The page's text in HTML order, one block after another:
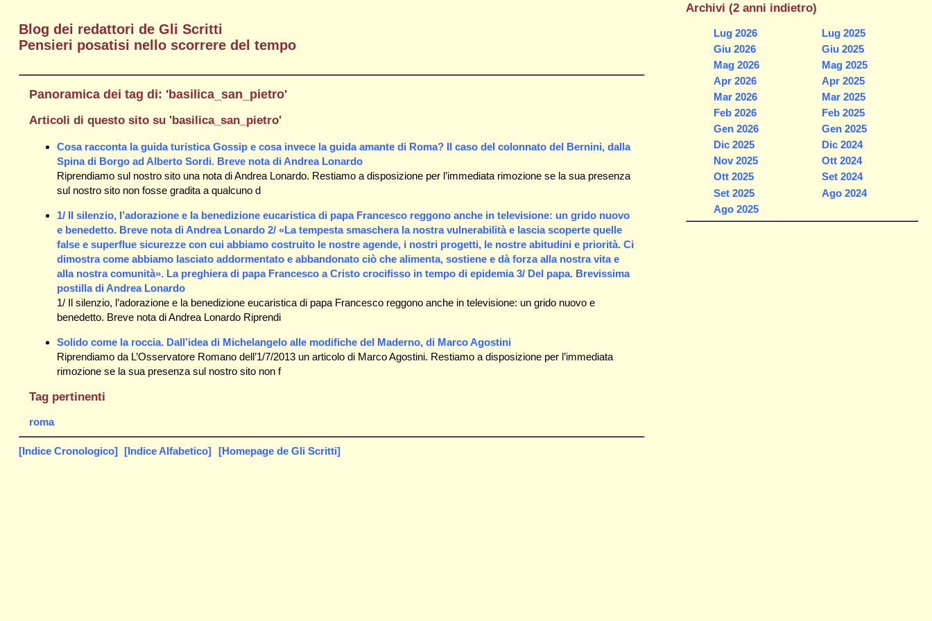
Blog dei redattori de Gli Scritti
Pensieri posatisi nello scorrere del tempo
Archivi (2 anni indietro)
Lug 2026
Giu 2026
Mag 2026
Apr 2026
Mar 2026
Feb 2026
Gen 2026
Dic 2025
Nov 2025
Ott 2025
Set 2025
Ago 2025
Lug 2025
Giu 2025
Mag 2025
Apr 2025
Mar 2025
Feb 2025
Gen 2025
Dic 2024
Ott 2024
Set 2024
Ago 2024
Panoramica dei tag di: 'basilica_san_pietro'
Articoli di questo sito su 'basilica_san_pietro'
Cosa racconta la guida turistica Gossip e cosa invece la guida amante di Roma? Il caso del colonnato del Bernini, dalla
Spina di Borgo ad Alberto Sordi. Breve nota di Andrea Lonardo
Riprendiamo sul nostro sito una nota di Andrea Lonardo. Restiamo a disposizione per l’immediata rimozione se la sua presenza
sul nostro sito non fosse gradita a qualcuno d
1/ Il silenzio, l’adorazione e la benedizione eucaristica di papa Francesco reggono anche in televisione: un grido nuovo
e benedetto. Breve nota di Andrea Lonardo 2/ «La tempesta smaschera la nostra vulnerabilità e lascia scoperte quelle
false e superflue sicurezze con cui abbiamo costruito le nostre agende, i nostri progetti, le nostre abitudini e priorità. Ci
dimostra come abbiamo lasciato addormentato e abbandonato ciò che alimenta, sostiene e dà forza alla nostra vita e
alla nostra comunità». La preghiera di papa Francesco a Cristo crocifisso in tempo di epidemia 3/ Del papa. Brevissima
postilla di Andrea Lonardo
1/ Il silenzio, l’adorazione e la benedizione eucaristica di papa Francesco reggono anche in televisione: un grido nuovo e
benedetto. Breve nota di Andrea Lonardo Riprendi
Solido come la roccia. Dall’idea di Michelangelo alle modifiche del Maderno, di Marco Agostini
Riprendiamo da L’Osservatore Romano dell’1/7/2013 un articolo di Marco Agostini. Restiamo a disposizione per l’immediata
rimozione se la sua presenza sul nostro sito non f
Tag pertinenti
roma
[Indice Cronologico] [Indice Alfabetico] [Homepage de Gli Scritti]